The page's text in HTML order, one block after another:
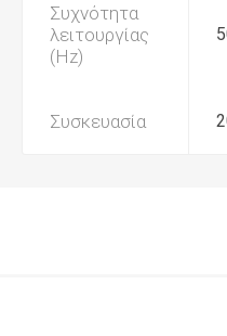
Συχνότητα
λειτουργίας
(Hz)
Συσκευασία